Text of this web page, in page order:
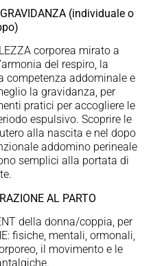
(individuale o
corporea mirato a
del respiro, la
competenza addominale e
la gravidanza, per
pratici per accogliere le
espulsivo. Scoprire le
alla nascita e nel dopo
addomino perineale
semplici alla portata di
AL PARTO
della donna/coppia, per
fisiche, mentali, ormonali,
il movimento e le